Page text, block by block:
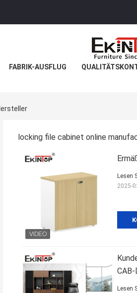
FABRIK-AUSFLUG
locking file cabinet online
Lesen
2025-
Lesen